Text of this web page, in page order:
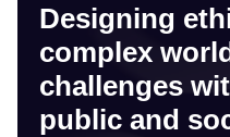
Off Campus
come luogo
inedito.
Scopri
Designing
complex
challenges
public and